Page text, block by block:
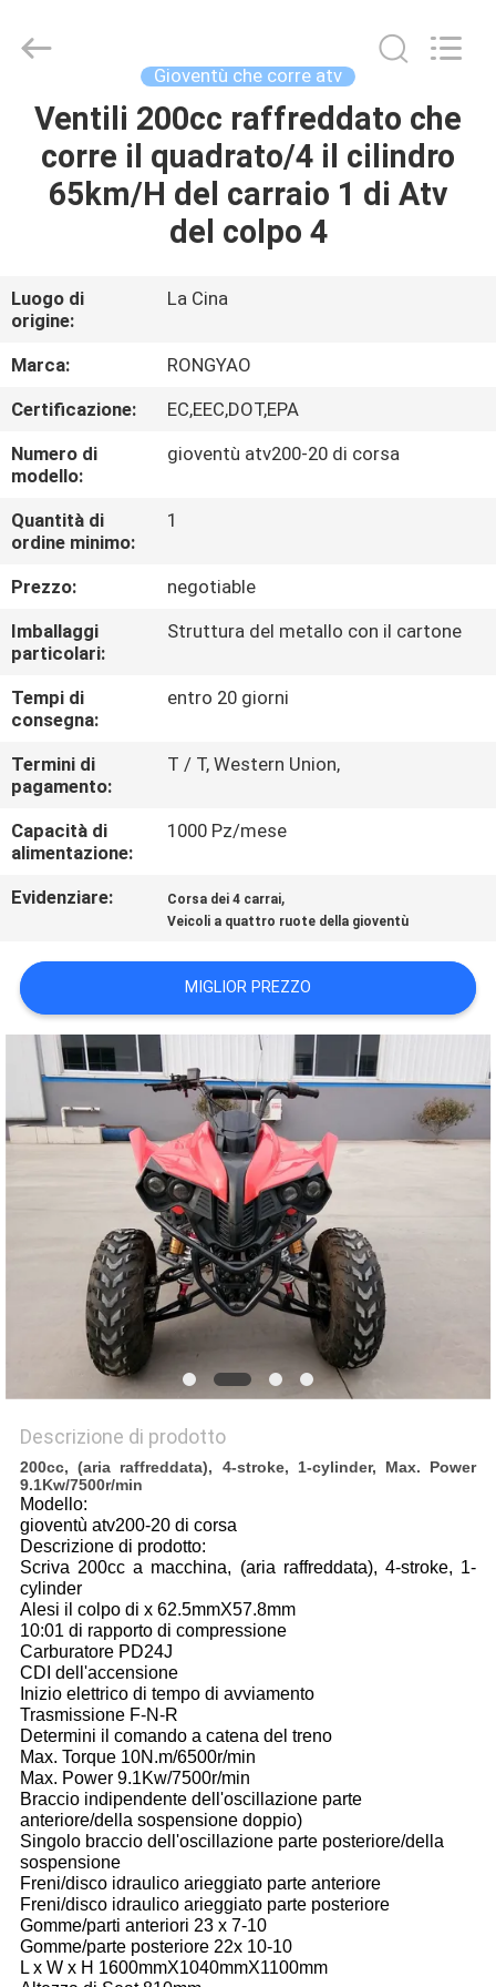
CASA
PRODOTTI
NOI
GIRO
DELLA
FABBRICA
CONTROLLO
DI
QUALITÀ
CONTATTICI
RICHIEDA
UNA
CITAZIONE
DEL
SITO
POLITICA
SULLA
PRIVACY
Rongyao
Vehicle
Reserved.
Gioventù che corre atv
Ventili 200cc raffreddato che
corre il quadrato/4 il cilindro
65km/H del carraio 1 di Atv
del colpo 4
Luogo di
origine:
La Cina
Marca:
RONGYAO
Certificazione:
EC,EEC,DOT,EPA
Numero di
modello:
gioventù atv200-20 di corsa
Quantità di
ordine minimo:
1
Prezzo:
negotiable
Imballaggi
particolari:
Struttura del metallo con il cartone
Tempi di
consegna:
entro 20 giorni
Termini di
pagamento:
T / T, Western Union,
Capacità di
alimentazione:
1000 Pz/mese
Evidenziare: Corsa dei 4 carrai,
Veicoli a quattro ruote della gioventù
MIGLIOR PREZZO
Descrizione di prodotto
200cc, (aria raffreddata), 4-stroke, 1-cylinder, Max. Power
9.1Kw/7500r/min
Modello:
gioventù atv200-20 di corsa
Descrizione di prodotto:
Scriva 200cc a macchina, (aria raffreddata), 4-stroke, 1-
cylinder
Alesi il colpo di x 62.5mmX57.8mm
10:01 di rapporto di compressione
Carburatore PD24J
CDI dell'accensione
Inizio elettrico di tempo di avviamento
Trasmissione F-N-R
Determini il comando a catena del treno
Max. Torque 10N.m/6500r/min
Max. Power 9.1Kw/7500r/min
Braccio indipendente dell'oscillazione parte
anteriore/della sospensione doppio)
Singolo braccio dell'oscillazione parte posteriore/della
sospensione
Freni/disco idraulico arieggiato parte anteriore
Freni/disco idraulico arieggiato parte posteriore
Gomme/parti anteriori 23 x 7-10
Gomme/parte posteriore 22x 10-10
L x W x H 1600mmX1040mmX1100mm